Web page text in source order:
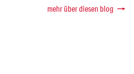
mehr über diesen blog